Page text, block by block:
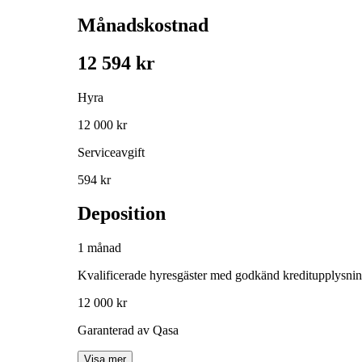
Månadskostnad
12 594 kr
Hyra
12 000 kr
Serviceavgift
594 kr
Deposition
1 månad
Kvalificerade hyresgäster med godkänd
12 000 kr
Garanterad av Qasa
Visa mer